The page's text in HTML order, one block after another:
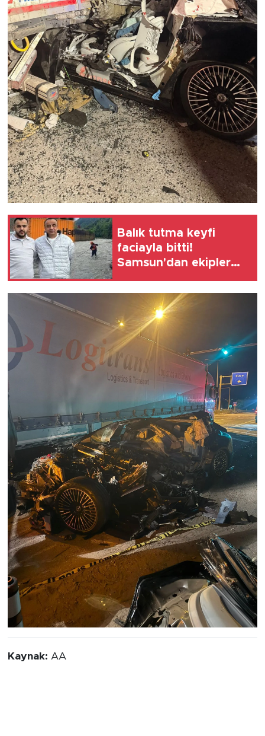
Balık tutma keyfi
faciayla bitti!
Samsun'dan ekipler
Kaynak: AA